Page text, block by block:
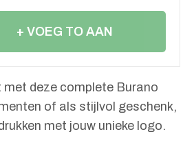
+ VOEG TO AAN
deze complete Burano
of als stijlvol geschenk,
met jouw unieke logo.